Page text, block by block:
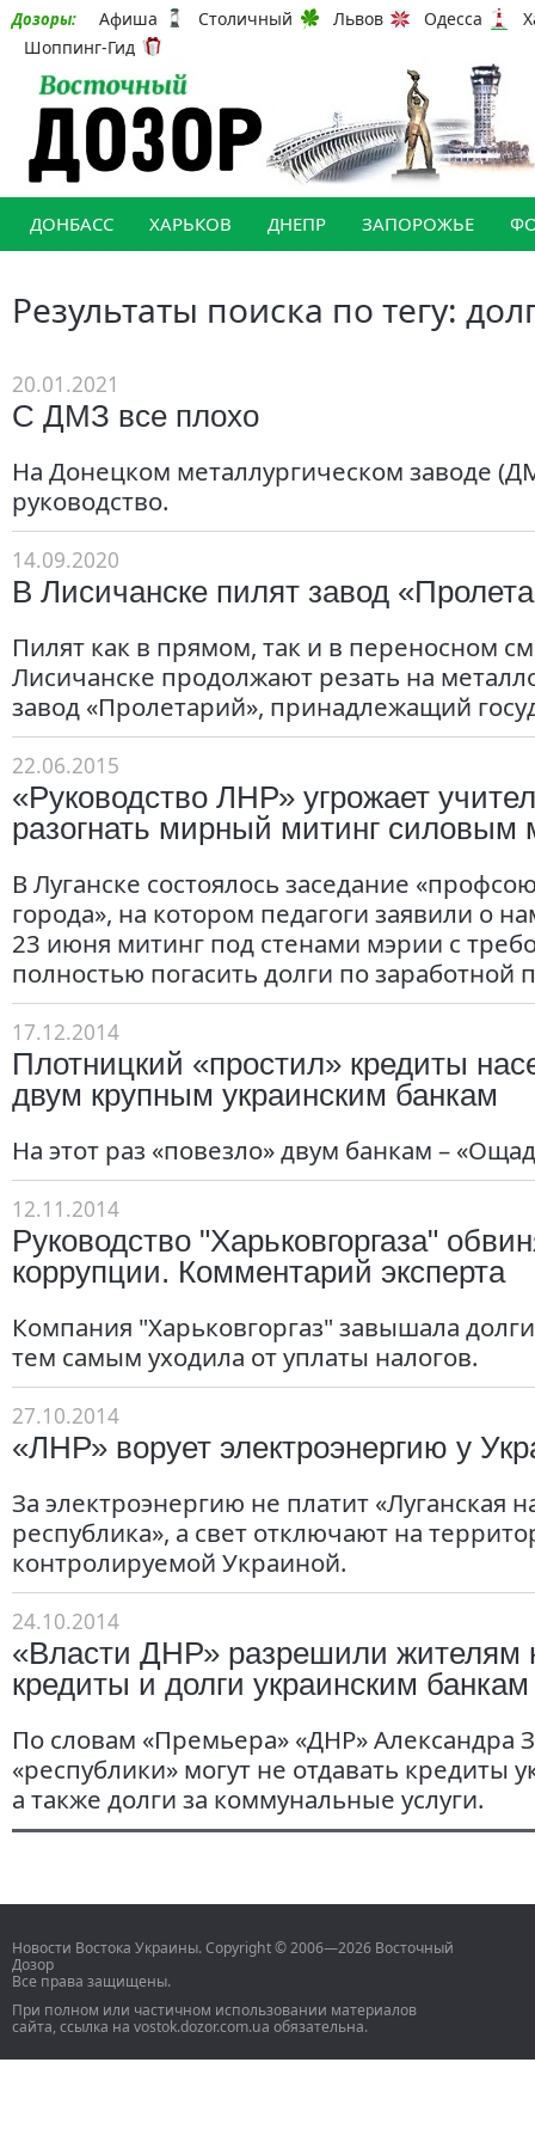
Дозоры: Афиша Столичный Львов Одесса
Шоппинг-Гид
ДОНБАСС ХАРЬКОВ ДНЕПР ЗАПОРОЖЬЕ
Результаты поиска по тегу:
20.01.2021
С ДМЗ все плохо
На Донецком металлургическом заводе
руководство.
14.09.2020
В Лисичанске пилят завод
Пилят как в прямом, так и в переносном
Лисичанске продолжают резать на
завод «Пролетарий», принадлежащий
22.06.2015
«Руководство ЛНР» угрожает
разогнать мирный митинг силовым
В Луганске состоялось заседание
города», на котором педагоги заявили о
23 июня митинг под стенами мэрии с
полностью погасить долги по заработной
17.12.2014
Плотницкий «простил» кредиты
двум крупным украинским банкам
На этот раз «повезло» двум банкам –
12.11.2014
Руководство "Харьковгоргаза"
коррупции. Комментарий эксперта
Компания "Харьковгоргаз" завышала
тем самым уходила от уплаты налогов.
27.10.2014
«ЛНР» ворует электроэнергию у
За электроэнергию не платит «Луганская
республика», а свет отключают на
контролируемой Украиной.
24.10.2014
«Власти ДНР» разрешили жителям
кредиты и долги украинским банкам
По словам «Премьера» «ДНР» Александра
«республики» могут не отдавать кредиты
а также долги за коммунальные услуги.
Новости Востока Украины. Copyright © 2006—2026 Восточный
Дозор
Все права защищены.
При полном или частичном использовании материалов
сайта, ссылка на vostok.dozor.com.ua обязательна.